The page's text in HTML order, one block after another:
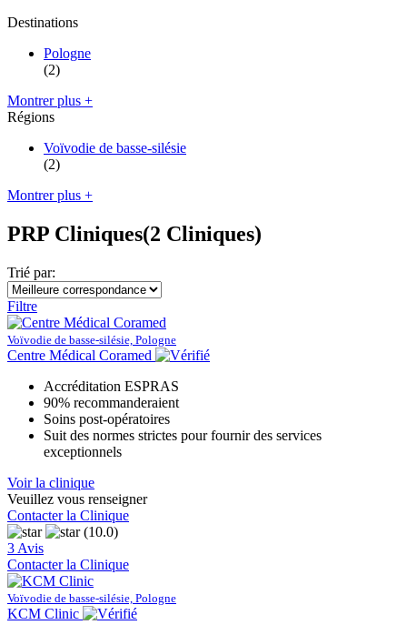
Destinations
Pologne
(2)
Montrer plus +
Régions
Voïvodie de basse-silésie
(2)
Montrer plus +
PRP Cliniques(2 Cliniques)
Trié par:
Filtre
Voïvodie de basse-silésie, Pologne
Centre Médical Coramed
Accréditation ESPRAS
90% recommanderaient
Soins post-opératoires
Suit des normes strictes pour fournir des services
exceptionnels
Voir la clinique
Veuillez vous renseigner
Contacter la Clinique
(10.0)
3 Avis
Contacter la Clinique
Voïvodie de basse-silésie, Pologne
KCM Clinic